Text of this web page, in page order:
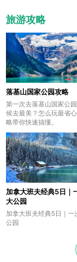
旅游攻略
落基山国家公园攻略
第一次去落基山国家公
候去最美？怎么玩最省
略带你快速搞懂。
加拿大班夫经典5日｜
大公园
加拿大班夫经典5日｜一
公园